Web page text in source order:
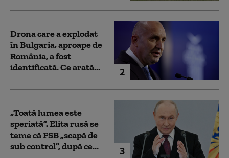
2
Drona care a explodat
în Bulgaria, aproape de
România, a fost
identificată. Ce arată...
3
„Toată lumea este
speriată”. Elita rusă se
teme că FSB „scapă de
sub control”, după ce...